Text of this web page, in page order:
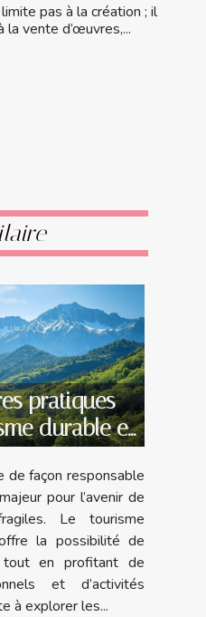
pas à la création ; il
la vente d’œuvres,...
pratiques
durable en
de façon responsable
pour l’avenir de
Le tourisme
la possibilité de
en profitant de
et d’activités
à explorer les...